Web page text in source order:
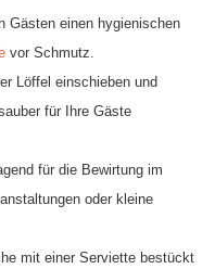
Gästen einen hygienischen
vor Schmutz.
Löffel einschieben und
für Ihre Gäste
für die Bewirtung im
oder kleine
mit einer Serviette bestückt